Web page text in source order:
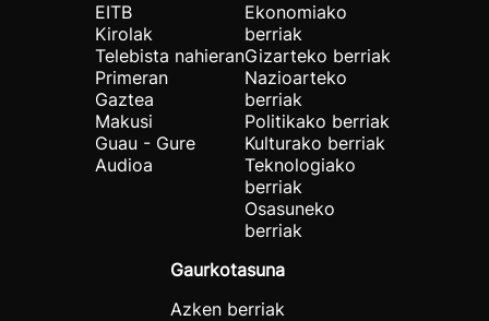
EITB
Kirolak
Telebista nahieran
Primeran
Gaztea
Makusi
Guau - Gure
Audioa
Ekonomiako
berriak
Gizarteko berriak
Nazioarteko
berriak
Politikako berriak
Kulturako berriak
Teknologiako
berriak
Osasuneko
berriak
Gaurkotasuna
Azken berriak